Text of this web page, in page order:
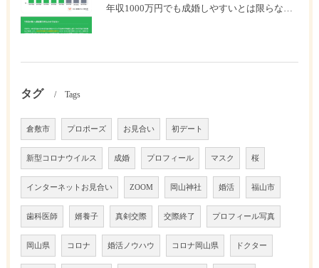
年収1000万円でも成婚しやすいとは限らない? 「年収帯別の成婚率」のリアル
タグ Tags
倉敷市 プロポーズ お見合い 初デート
新型コロナウイルス 成婚 プロフィール マスク 桜
インターネットお見合い ZOOM 岡山神社 婚活 福山市
歯科医師 婿養子 真剣交際 交際終了 プロフィール写真
岡山県 コロナ 婚活ノウハウ コロナ岡山県 ドクター